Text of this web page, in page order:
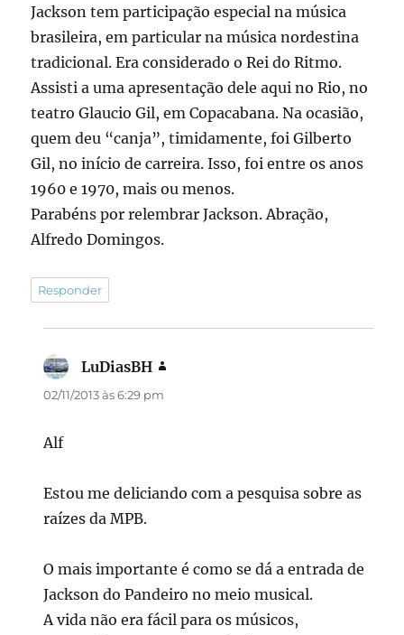
Jackson tem participação especial na música
brasileira, em particular na música nordestina
tradicional. Era considerado o Rei do Ritmo.
Assisti a uma apresentação dele aqui no Rio, no
teatro Glaucio Gil, em Copacabana. Na ocasião,
quem deu “canja”, timidamente, foi Gilberto
Gil, no início de carreira. Isso, foi entre os anos
1960 e 1970, mais ou menos.
Parabéns por relembrar Jackson. Abração,
Alfredo Domingos.
Responder
LuDiasBH
02/11/2013 às 6:29 pm
Alf
Estou me deliciando com a pesquisa sobre as
raízes da MPB.
O mais importante é como se dá a entrada de
Jackson do Pandeiro no meio musical.
A vida não era fácil para os músicos,